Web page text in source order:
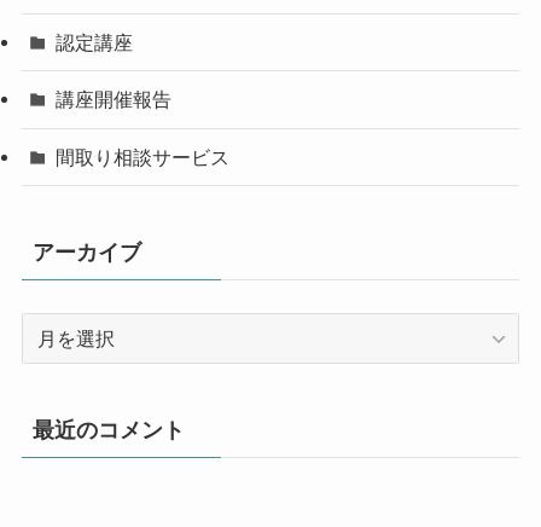
認定講座
講座開催報告
間取り相談サービス
アーカイブ
イ
最近のコメント